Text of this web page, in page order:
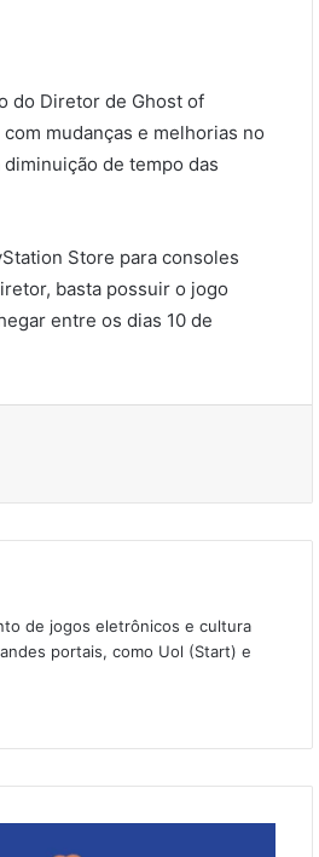
do Diretor de Ghost of
mudanças e melhorias no
de tempo das
Store para consoles
basta possuir o jogo
entre os dias 10 de
de jogos eletrônicos e cultura
portais, como Uol (Start) e